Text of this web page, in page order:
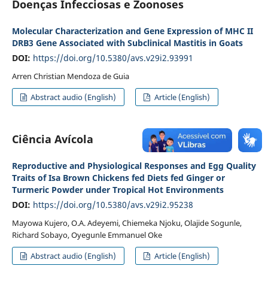
Doenças Infecciosas e Zoonoses
Molecular Characterization and Gene Expression of MHC II
DRB3 Gene Associated with Subclinical Mastitis in Goats
DOI: https://doi.org/10.5380/avs.v29i2.93991
Arren Christian Mendoza de Guia
Abstract audio (English)
Article (English)
Ciência Avícola
Reproductive and Physiological Responses and Egg Quality
Traits of Isa Brown Chickens fed Diets fed Ginger or
Turmeric Powder under Tropical Hot Environments
DOI: https://doi.org/10.5380/avs.v29i2.95238
Mayowa Kujero, O.A. Adeyemi, Chiemeka Njoku, Olajide Sogunle,
Richard Sobayo, Oyegunle Emmanuel Oke
Abstract audio (English)
Article (English)